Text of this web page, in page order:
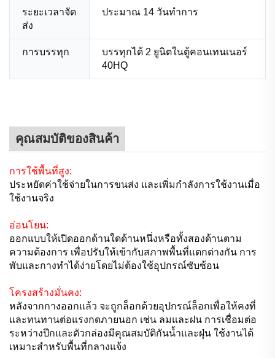
ระยะเวลาจัด
ส่ง
ประมาณ 14 วันทำการ
การบรรทุก
บรรทุกได้ 2 ยูนิตในตู้คอนเทนเนอร์
40HQ
คุณสมบัติของสินค้า
การใช้พื้นที่สูง:
ประหยัดค่าใช้จ่ายในการขนส่ง และเพิ่มกำลังการใช้งานเมื่อ
ใช้งานจริง
อ่อนโยน:
ออกแบบให้เปิดออกด้านใดด้านหนึ่งหรือทั้งสองด้านตาม
ความต้องการ เพื่อปรับให้เข้ากับสภาพพื้นที่แตกต่างกัน การ
พับและกางทำได้ง่ายโดยไม่ต้องใช้อุปกรณ์ซับซ้อน
โครงสร้างมั่นคง:
หลังจากกางออกแล้ว จะถูกล็อกด้วยอุปกรณ์ล็อกเพื่อให้คงที่
และทนทานต่อแรงกดภายนอก เช่น ลมและฝน การเชื่อมต่อ
ระหว่างปีกและตัวกล่องมีคุณสมบัติกันน้ำและฝุ่น ใช้งานได้
เหมาะสำหรับพื้นที่กลางแจ้ง